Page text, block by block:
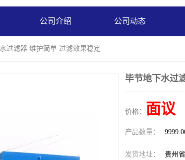
公司介绍 公司动态
过滤器 维护简单 过滤效果稳定
毕节地下水过
价格： 面议
产品数量：
发货地址： 贵州